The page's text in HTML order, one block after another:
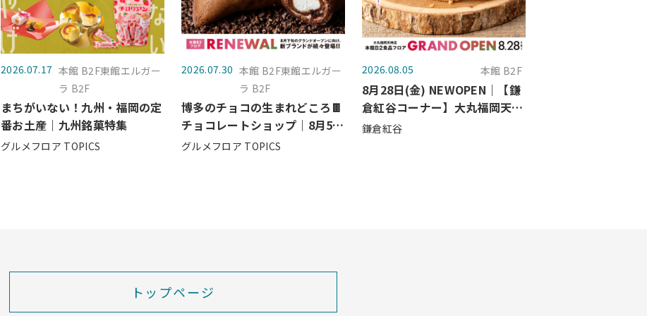
2026.07.17 本館 B2F東館エルガー
ラ B2F
まちがいない！九州・福岡の定
番お土産｜九州銘菓特集
グルメフロア TOPICS
2026.07.30 本館 B2F東館エルガー
ラ B2F
博多のチョコの生まれどころ🍫
チョコレートショップ｜8月5日
（水）グランドオープン
グルメフロア TOPICS
2026.08.05 本館 B2F
8月28日(金) NEWOPEN｜【鎌
倉紅谷コーナー】大丸福岡天神
店に登場！
鎌倉紅谷
トップページ